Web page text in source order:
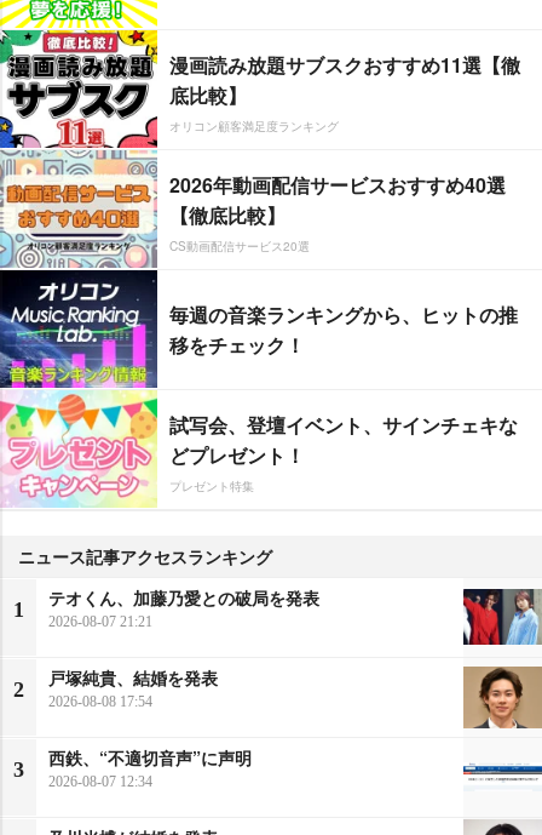
漫画読み放題サブスクおすすめ11選【徹
底比較】
オリコン顧客満足度ランキング
2026年動画配信サービスおすすめ40選
【徹底比較】
CS動画配信サービス20選
毎週の音楽ランキングから、ヒットの推
移をチェック！
試写会、登壇イベント、サインチェキな
どプレゼント！
プレゼント特集
ニュース記事アクセスランキング
1
テオくん、加藤乃愛との破局を発表
2026-08-07 21:21
2
戸塚純貴、結婚を発表
2026-08-08 17:54
3
西鉄、“不適切音声”に声明
2026-08-07 12:34